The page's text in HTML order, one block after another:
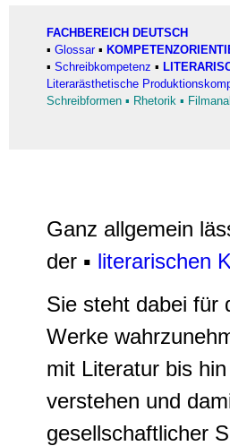
FACHBEREICH DEUTSCH
▪ Glossar ▪
▪ Schreibkompetenz ▪
Literarästhetische
Schreibformen ▪ Rhetorik ▪
Ganz allgemein
der ▪ literarischen
Sie steht dabei für
Werke
mit Literatur bis
verstehen und
gesellschaftlicher